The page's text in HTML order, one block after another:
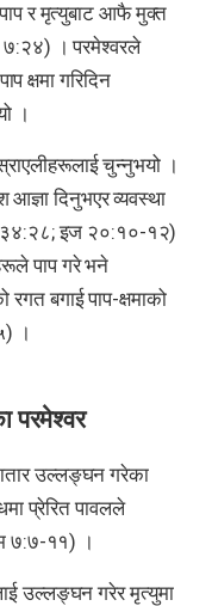
र मृत्युबाट आफै मुक्त
७:२४) । परमेश्वरले
क्षमा गरिदिन
।
चुन्नुभयो ।
आज्ञा दिनुभएर व्यवस्था
३४:२८; इज २०:१०-१२)
पाप गरे भने
रगत बगाई पाप-क्षमाको
।
परमेश्वर
उल्लङ्घन गरेका
प्रेरित पावलले
७:७-११) ।
उल्लङ्घन गरेर मृत्युमा